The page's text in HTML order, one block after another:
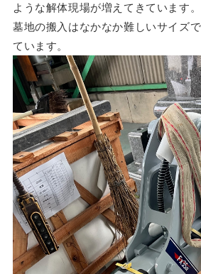
ような解体現場が増えてきています。
墓地の搬入はなかなか難しいサイズ
ています。